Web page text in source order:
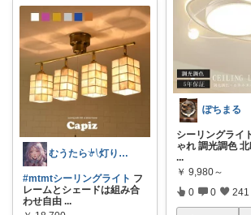
むうたら𓍯灯りとインテリア
#mtmtシーリングライト フ
レームとシェードは組み合
わせ自由 ...
ぽちまる
シーリングライ
ゃれ 調光調色
...
￥ 9,980～
0 0 241